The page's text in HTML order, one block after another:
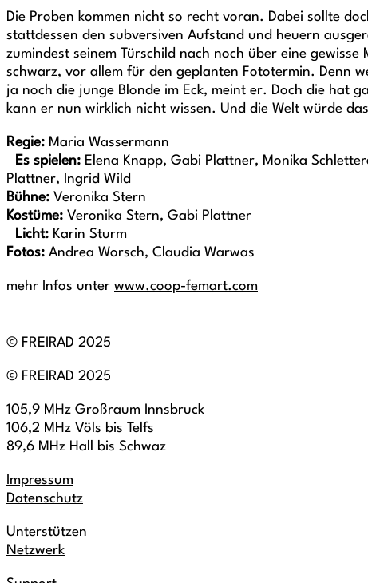
Die Proben kommen nicht so recht voran. Dabei sollte
stattdessen den subversiven Aufstand und heuern
zumindest seinem Türschild nach noch über eine
schwarz, vor allem für den geplanten Fototermin. Denn
ja noch die junge Blonde im Eck, meint er. Doch die hat
kann er nun wirklich nicht wissen. Und die Welt würde
Regie: Maria Wassermann
Es spielen: Elena Knapp, Gabi Plattner, Monika
Plattner, Ingrid Wild
Bühne: Veronika Stern
Kostüme: Veronika Stern, Gabi Plattner
Licht: Karin Sturm
Fotos: Andrea Worsch, Claudia Warwas
mehr Infos unter www.coop-femart.com
© FREIRAD 2025
© FREIRAD 2025
105,9 MHz Großraum Innsbruck
106,2 MHz Völs bis Telfs
89,6 MHz Hall bis Schwaz
Impressum
Datenschutz
Unterstützen
Netzwerk